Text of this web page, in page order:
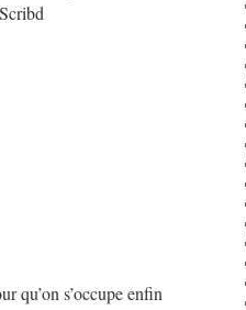
qu’on s’occupe enfin